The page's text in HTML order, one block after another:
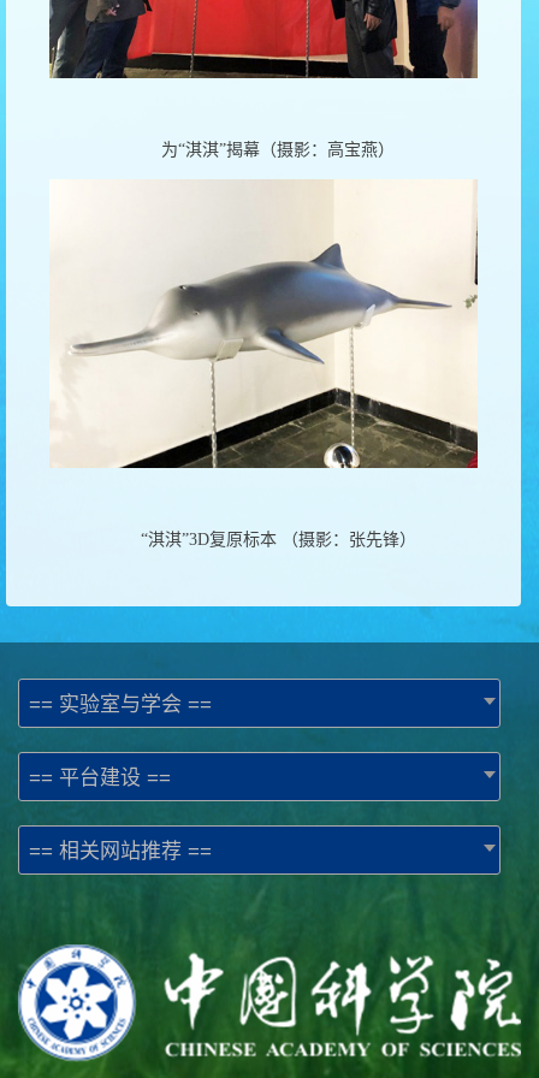
为“淇淇”揭幕（摄影：高宝燕）
“淇淇”3D复原标本 （摄影：张先锋）
== 实验室与学会 ==
== 平台建设 ==
== 相关网站推荐 ==